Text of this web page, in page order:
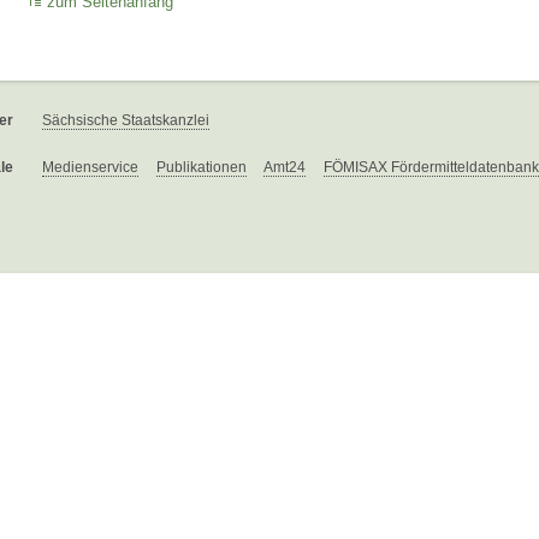
Sächsische Staatskanzlei
Medienservice Publikationen Amt24 FÖMISAX Fördermitteldatenbank